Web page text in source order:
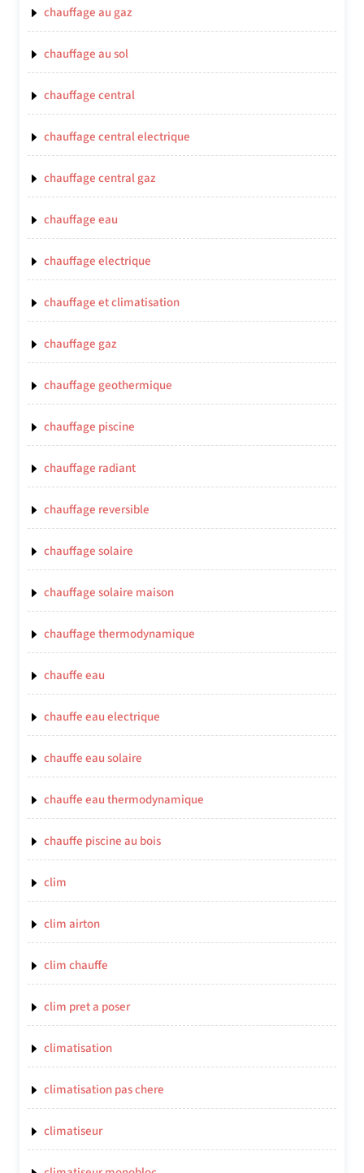
chauffage au gaz
chauffage au sol
chauffage central
chauffage central electrique
chauffage central gaz
chauffage eau
chauffage electrique
chauffage et climatisation
chauffage gaz
chauffage geothermique
chauffage piscine
chauffage radiant
chauffage reversible
chauffage solaire
chauffage solaire maison
chauffage thermodynamique
chauffe eau
chauffe eau electrique
chauffe eau solaire
chauffe eau thermodynamique
chauffe piscine au bois
clim
clim airton
clim chauffe
clim pret a poser
climatisation
climatisation pas chere
climatiseur